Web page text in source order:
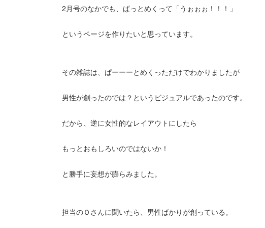
2月号のなかでも、ぱっとめくって「うぉぉぉ！！！」
というページを作りたいと思っています。
その雑誌は、ぱーーーとめくっただけでわかりましたが
男性が創ったのでは？というビジュアルであったのです。
だから、逆に女性的なレイアウトにしたら
もっとおもしろいのではないか！
と勝手に妄想が膨らみました。
担当のＯさんに聞いたら、男性ばかりが創っている。